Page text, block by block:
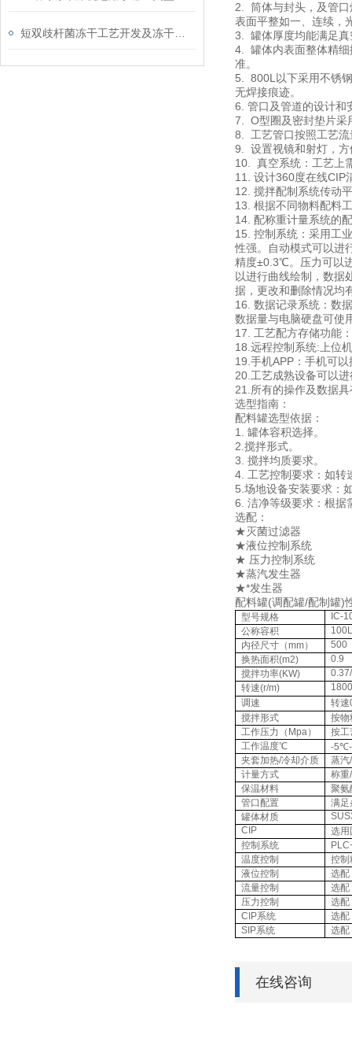
2. 筒体与封头，及管口
表面平整如一、连续，
3. 罐体厚度均能满足真
4. 罐体内表面整体精细
准。
5. 800L以下采用不锈
无焊接痕迹。
6. 管口及管道的设计和
7. O型圈及密封垫片采
8. 工艺管口按照工艺流
9. 设置视镜和射灯，方
10. 真空系统：工艺上
11. 设计360度在线CIP
12. 搅拌配制系统传动
13. 根据不同物料配料
14. 配称重计量系统的
15. 控制系统：采用工
性强。自动模式可以进
精度±0.3℃。压力可以
以进行曲线绘制，数据
据，更改和删除情况均
16. 数据记录系统：数
数据量与电脑硬盘可使
17. 工艺配方存储功能
18.远程控制系统:上位
19.手机APP：手机可
20.工艺成熟设备可以
21.所有的操作及数据
选型指南：
配料罐选型依据：
1. 罐体容积选择。
2.搅拌形式。
3. 搅拌均质要求。
4. 工艺控制要求：如转
5.场地设备安装要求：
6. 洁净等级要求：根据
选配
★灭菌过滤器
★液位控制系
★ 压力控制系
★蒸汽发生器
★*发生器 ★
配料罐(调配罐/配制罐)
型号规格
IC-
公称容积
100L
内径尺寸（mm）
500
换热面积(m2)
0.9
搅拌功率(KW)
转速(r/m)
1800
调速
转速
搅拌形式
按物
工作压力（Mpa）
按工
工作温度℃
-
夹套加热/冷却介质
蒸汽
计量方式
称重
保温材料
聚氨
管口配置
满足
罐体材质
CIP
选用
控制系统
温度控制
控
液位控制
选配
流量控制
选配
压力控制
选配
CIP系统
选配
SIP系统
选配
在线咨询